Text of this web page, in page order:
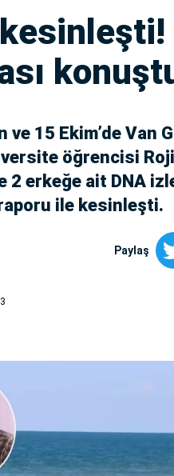
15 Ekim’de Van
öğrencisi
2 erkeğe ait DNA
ile kesinleşti.
Paylaş